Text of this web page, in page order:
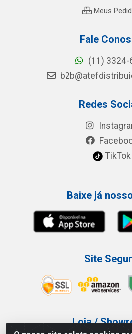
Meus
Fale
(11) 3324-
Redes
TikTok
Baixe já
Site
Loja /